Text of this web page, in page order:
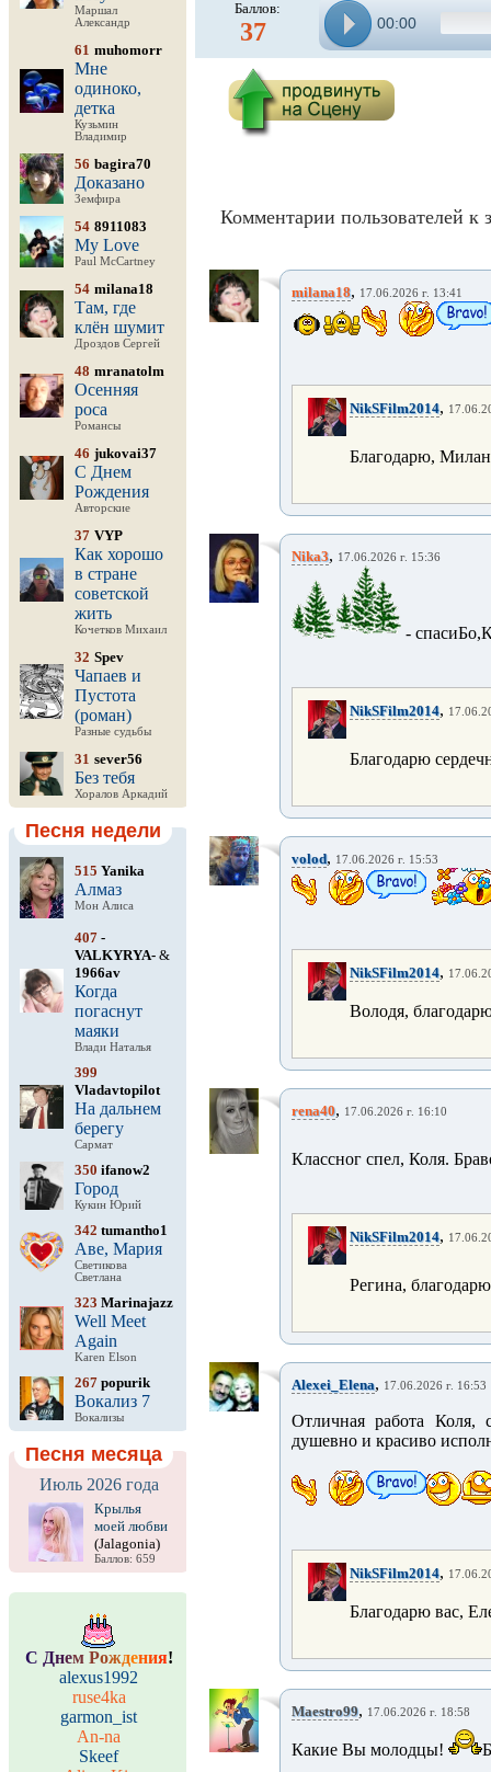
Маршал
Александр
61 muhomorr
Мне
одиноко,
детка
Кузьмин
Владимир
56 bagira70
Доказано
Земфира
54 8911083
My Love
Paul McCartney
54 milana18
Там, где
клён шумит
Дроздов Сергей
48 mranatolm
Осенняя
роса
Романсы
46 jukovai37
С Днем
Рождения
Авторские
37 VYP
Как хорошо
в стране
советской
жить
Кочетков Михаил
32 Spev
Чапаев и
Пустота
(роман)
Разные судьбы
31 sever56
Без тебя
Хоралов Аркадий
Песня недели
515 Yanika
Алмаз
Мон Алиса
407 -
VALKYRYA- &
1966av
Когда
погаснут
маяки
Влади Наталья
399
Vladavtopilot
На дальнем
берегу
Сармат
350 ifanow2
Город
Кукин Юрий
342 tumantho1
Аве, Мария
Светикова
Светлана
323 Marinajazz
Well Meet
Again
Karen Elson
267 popurik
Вокализ 7
Вокализы
Песня месяца
Июль 2026 года
Крылья
моей любви
(Jalagonia)
Баллов: 659
С Днем Рождения!
alexus1992
ruse4ka
garmon_ist
An-na
Skeef
Баллов:
37 00:00
Комментарии пользователей к
milana18, 17.06.2026 г. 13:41
NikSFilm2014,
Благодарю,
Nika3, 17.06.2026 г. 15:36
-
NikSFilm2014,
Благодарю
volod, 17.06.2026 г. 15:53
NikSFilm2014,
Володя,
rena40, 17.06.2026 г. 16:10
Классног спел, Коля.
NikSFilm2014,
Регина,
Alexei_Elena, 17.06.2026 г. 16:53
Отличная работа Коля,
душевно и красиво
NikSFilm2014,
Благодарю вас,
Maestro99, 17.06.2026 г. 18:58
Какие Вы молодцы!